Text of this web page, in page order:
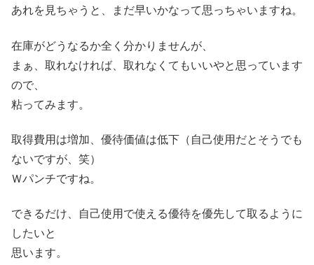
あれを見ちゃうと、まだ早いかなって思っちゃいますね。
在庫がどうなるか全く分かりませんが、
まぁ、取れなければ、取れなくてもいいやと思っています
ので、
粘ってみます。
取得費用は増加、優待価値は低下（自己使用だとそうでも
ないですが、笑）
Ｗパンチですね。
できるだけ、自己使用で使える優待を優先して取るように
したいと
思います。